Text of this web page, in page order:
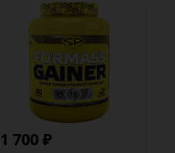
1 700 ₽